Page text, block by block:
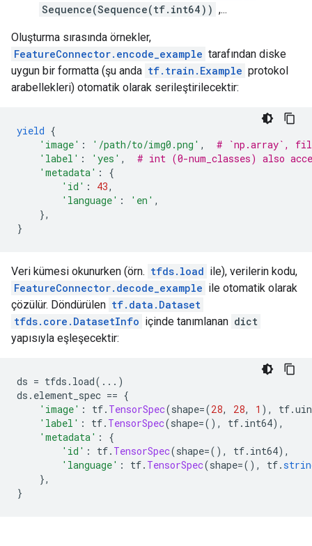
Sequence(Sequence(tf.int64)) ,...
Oluşturma sırasında örnekler,
FeatureConnector.encode_example tarafından diske
uygun bir formatta (şu anda tf.train.Example protokol
arabellekleri) otomatik olarak serileştirilecektir:
yield {
'image' : '/path/to/img0.png' ,
# `np.array`,
'label' : 'yes' ,
# int (0-num_classes) also
'metadata' :
{
'id' : 43,
'language' : 'en' ,
},
}
Veri kümesi okunurken (örn. tfds.load ile), verilerin kodu,
FeatureConnector.decode_example ile otomatik olarak
çözülür. Döndürülen tf.data.Dataset
tfds.core.DatasetInfo içinde tanımlanan dict
yapısıyla eşleşecektir:
ds = tfds . load(...)
ds . element_spec == {
'image' : tf. TensorSpec(shape=(28, 28, 1 ), tf.
'label' : tf. TensorSpec(shape=(), tf. int64),
'metadata' :
{
'id' : tf. TensorSpec(shape=(), tf. int64),
'language' : tf. TensorSpec(shape=(), tf.
},
}